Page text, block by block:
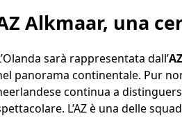
Alkmaar, una
sarà rappresentata dall’
panorama continentale. Pur
continua a
L’AZ è una delle